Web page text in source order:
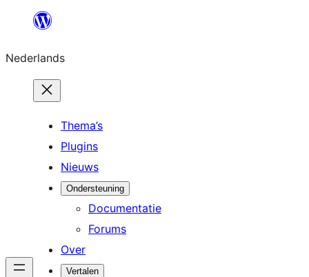
de
inhoud
Nederlands
Thema’s
Plugins
Nieuws
Ondersteuning
Documentatie
Forums
Over
Vertalen